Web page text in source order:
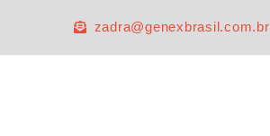
o
zadra@genexbrasil.com.br